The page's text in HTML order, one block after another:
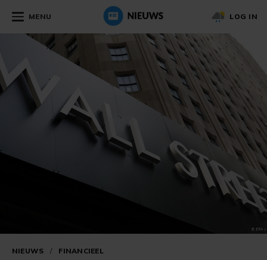
MENU LOG IN
NIEUWS / FINANCIEEL